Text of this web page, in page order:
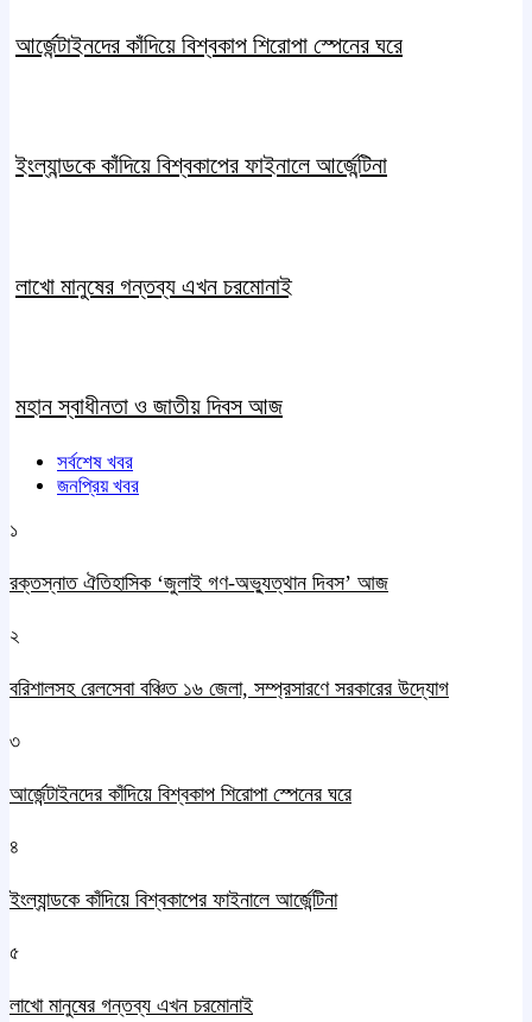
আর্জেন্টাইনদের কাঁদিয়ে বিশ্বকাপ শিরোপা স্পেনের ঘরে
ইংল্যান্ডকে কাঁদিয়ে বিশ্বকাপের ফাইনালে আর্জেন্টিনা
লাখো মানুষের গন্তব্য এখন চরমোনাই
মহান স্বাধীনতা ও জাতীয় দিবস আজ
সর্বশেষ খবর
জনপ্রিয় খবর
১
রক্তস্নাত ঐতিহাসিক ‌‘জুলাই গণ-অভ্যুত্থান দিবস’ আজ
২
বরিশালসহ রেলসেবা বঞ্চিত ১৬ জেলা, সম্প্রসারণে সরকারের উদ্যোগ
৩
আর্জেন্টাইনদের কাঁদিয়ে বিশ্বকাপ শিরোপা স্পেনের ঘরে
৪
ইংল্যান্ডকে কাঁদিয়ে বিশ্বকাপের ফাইনালে আর্জেন্টিনা
৫
লাখো মানুষের গন্তব্য এখন চরমোনাই